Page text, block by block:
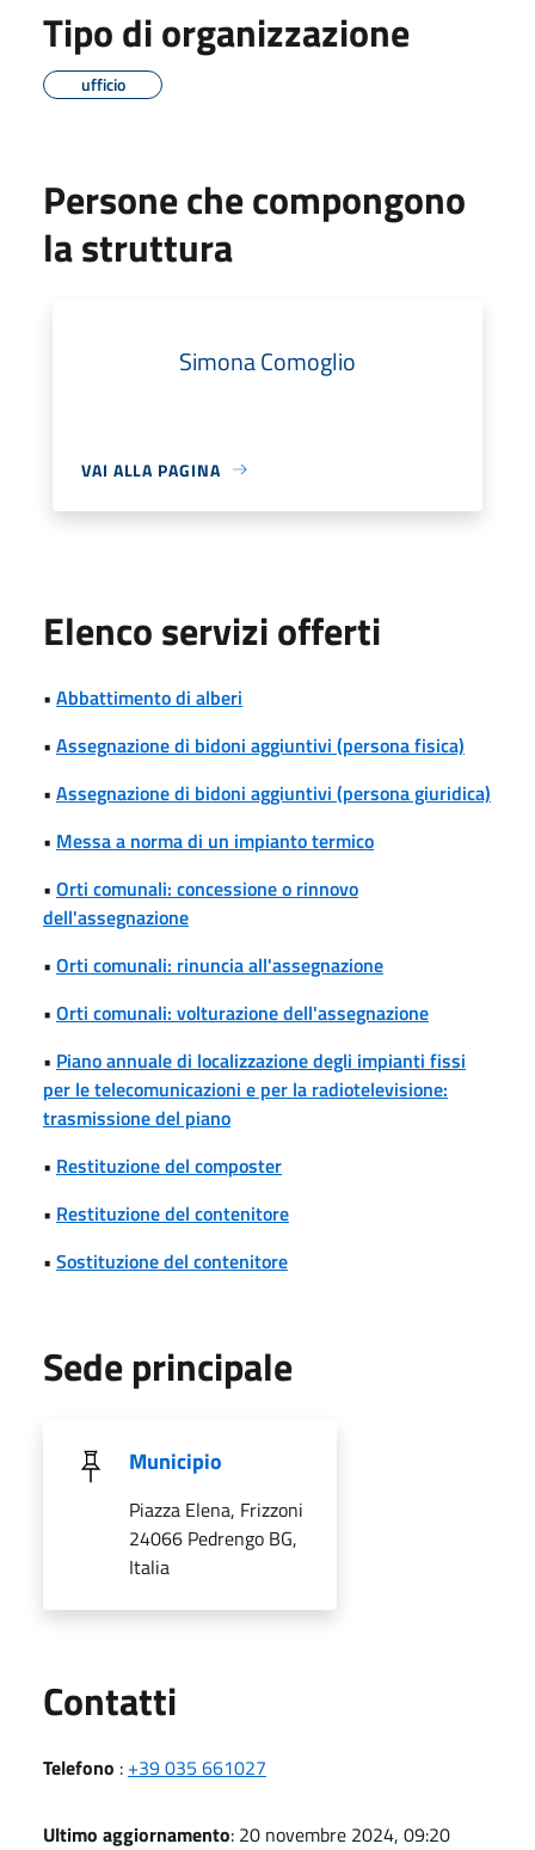
Tipo di organizzazione
ufficio
Persone che compongono
la struttura
Simona Comoglio
VAI ALLA PAGINA
Elenco servizi offerti
• Abbattimento di alberi
• Assegnazione di bidoni aggiuntivi (persona fisica)
• Assegnazione di bidoni aggiuntivi (persona giuridica)
• Messa a norma di un impianto termico
• Orti comunali: concessione o rinnovo
dell'assegnazione
• Orti comunali: rinuncia all'assegnazione
• Orti comunali: volturazione dell'assegnazione
• Piano annuale di localizzazione degli impianti fissi
per le telecomunicazioni e per la radiotelevisione:
trasmissione del piano
• Restituzione del composter
• Restituzione del contenitore
• Sostituzione del contenitore
Sede principale
Municipio
Piazza Elena, Frizzoni
24066 Pedrengo BG,
Italia
Contatti
Telefono : +39 035 661027
Ultimo aggiornamento: 20 novembre 2024, 09:20